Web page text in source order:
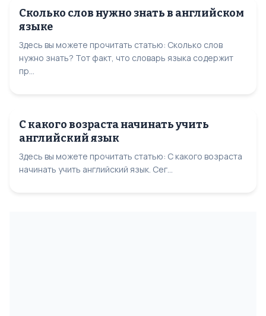
Сколько слов нужно знать в английском
языке
Здесь вы можете прочитать статью: Сколько слов
нужно знать? Тот факт, что словарь языка содержит
пр...
С какого возраста начинать учить
английский язык
Здесь вы можете прочитать статью: С какого возраста
начинать учить английский язык. Сег...